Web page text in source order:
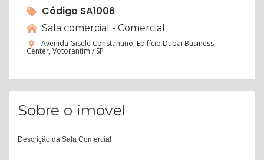
Código SA1006
Sala comercial - Comercial
Avenida Gisele Constantino, Edifício Dubai Business
Center, Votorantim / SP
Sobre o imóvel
Descrição da Sala Comercial